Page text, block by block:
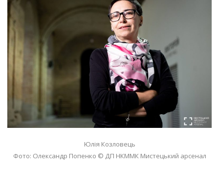
Юлія Козловець
Фото: Олександр Попенко © ДП НКММК Мистецький арсенал